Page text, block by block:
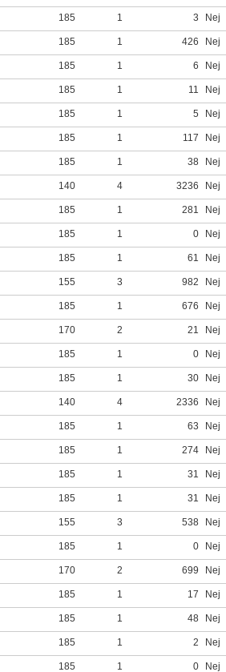
185 1 3
Nej
185 1 426
Nej
185 1 6
Nej
185 1 11
Nej
185 1 5
Nej
185 1 117
Nej
185 1 38
Nej
140 4 3236
Nej
185 1 281
Nej
185 1 0
Nej
185 1 61
Nej
155 3 982
Nej
185 1 676
Nej
170 2 21
Nej
185 1 0
Nej
185 1 30
Nej
140 4 2336
Nej
185 1 63
Nej
185 1 274
Nej
185 1 31
Nej
185 1 31
Nej
155 3 538
Nej
185 1 0
Nej
170 2 699
Nej
185 1 17
Nej
185 1 48
Nej
185 1 2
Nej
185 1 0 Nej